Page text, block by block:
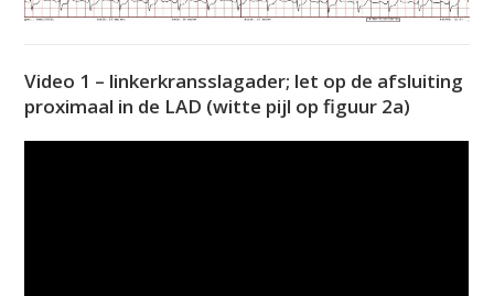
Video 1 – linkerkransslagader; let op de afsluiting
proximaal in de LAD (witte pijl op figuur 2a)